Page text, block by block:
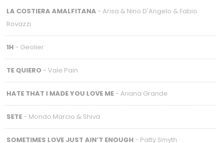
LA COSTIERA AMALFITANA - Arisa & Nino D'Angelo & Fabio
Rovazzi
1H - Geolier
TE QUIERO- Vale Pain
HATE THAT I MADE YOU LOVE ME- Ariana Grande
SETE- Mondo Marcio & Shiva
SOMETIMES LOVE JUST AIN’T ENOUGH - Patty Smyth